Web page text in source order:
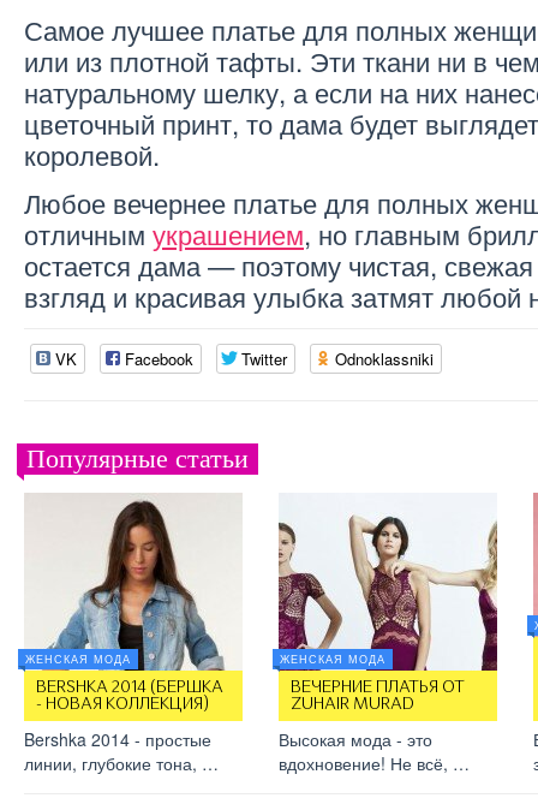
Самое лучшее платье для полных
или из плотной тафты. Эти ткани ни в
натуральному шелку, а если на них
цветочный принт, то дама будет
королевой.
Любое вечернее платье для полных
отличным украшением, но главным
остается дама — поэтому чистая,
взгляд и красивая улыбка затмят любой
VK Facebook Twitter Odnoklassniki
Популярные статьи
ЖЕНСКАЯ МОДА
BERSHKA 2014 (БЕРШКА
- НОВАЯ КОЛЛЕКЦИЯ)
Bershka 2014 - простые
линии, глубокие тона, …
ЖЕНСКАЯ МОДА
ВЕЧЕРНИЕ ПЛАТЬЯ ОТ
ZUHAIR MURAD
Высокая мода - это
вдохновение! Не всё, …